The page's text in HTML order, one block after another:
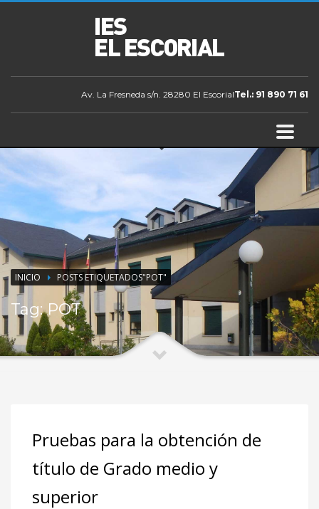
Av. La Fresneda s/n. 28280 El EscorialTel.: 91 890 71 61
INICIO POSTS ETIQUETADOS"POT"
Tag: POT
Pruebas para la obtención de
título de Grado medio y
superior